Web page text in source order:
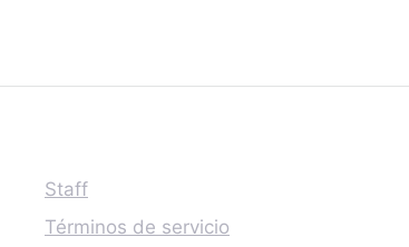
Staff
Términos de servicio